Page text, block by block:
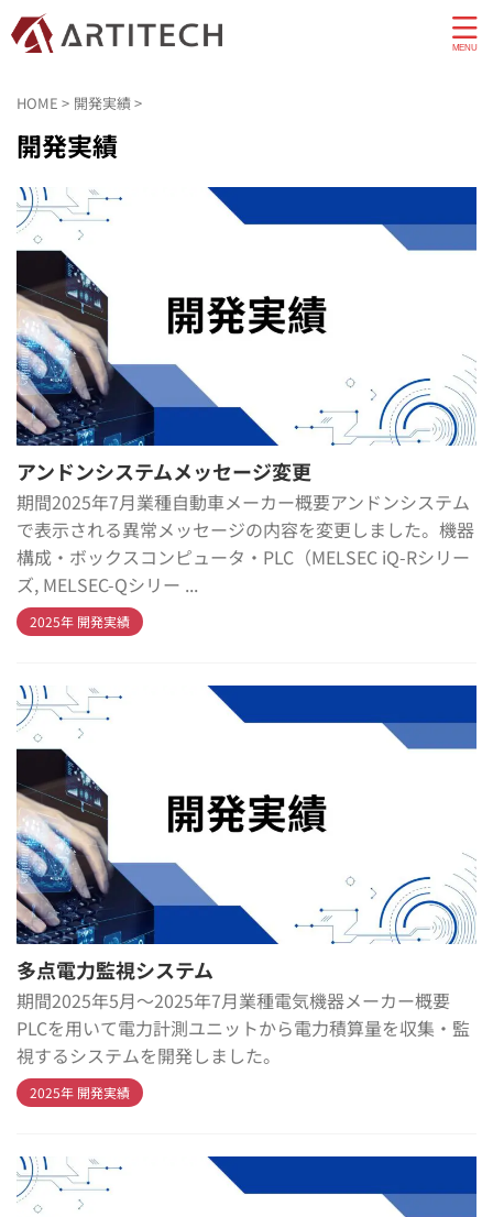
HOME > 開発実績>
開発実績
アンドンシステムメッセージ変更
期間2025年7月業種自動車メーカー概要アンドンシステム
で表示される異常メッセージの内容を変更しました。機器
構成・ボックスコンピュータ・PLC（MELSEC iQ-Rシリー
ズ, MELSEC-Qシリー ...
2025年 開発実績
多点電力監視システム
期間2025年5月～2025年7月業種電気機器メーカー概要
PLCを用いて電力計測ユニットから電力積算量を収集・監
視するシステムを開発しました。
2025年 開発実績